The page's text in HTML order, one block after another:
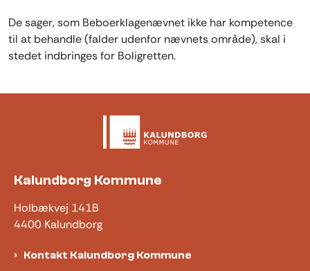
De sager, som Beboerklagenævnet ikke har kompetence
til at behandle (falder udenfor nævnets område), skal i
stedet indbringes for Boligretten.
Kalundborg Kommune
Holbækvej 141B
4400 Kalundborg
Kontakt Kalundborg Kommune